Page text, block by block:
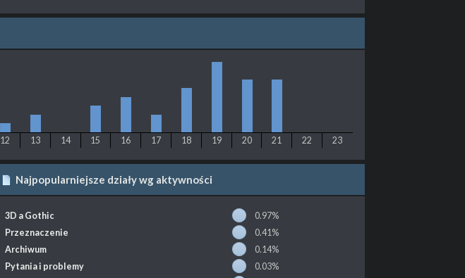
12 13 14 15 16 17 18 19 20 21 22 23
Najpopularniejsze działy wg aktywności
3D a Gothic
0.97%
Przeznaczenie
0.41%
Archiwum
0.14%
Pytania i problemy
0.03%